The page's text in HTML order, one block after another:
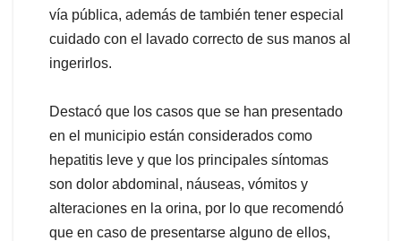
vía pública, además de también tener especial
cuidado con el lavado correcto de sus manos al
ingerirlos.
Destacó que los casos que se han presentado
en el municipio están considerados como
hepatitis leve y que los principales síntomas
son dolor abdominal, náuseas, vómitos y
alteraciones en la orina, por lo que recomendó
que en caso de presentarse alguno de ellos,